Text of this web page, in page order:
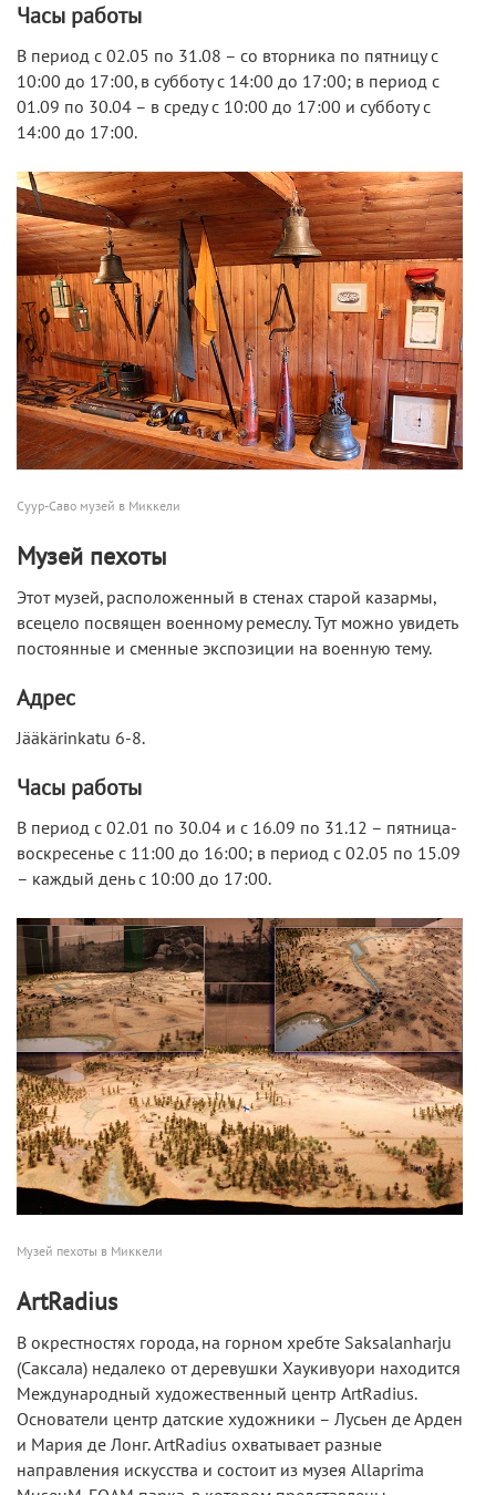
Часы работы
В период с 02.05 по 31.08 – со вторника по пятницу с
10:00 до 17:00, в субботу с 14:00 до 17:00; в период с
01.09 по 30.04 – в среду с 10:00 до 17:00 и субботу с
14:00 до 17:00.
Суур-Саво музей в Миккели
Музей пехоты
Этот музей, расположенный в стенах старой казармы,
всецело посвящен военному ремеслу. Тут можно увидеть
постоянные и сменные экспозиции на военную тему.
Адрес
Jääkärinkatu 6-8.
Часы работы
В период с 02.01 по 30.04 и с 16.09 по 31.12 – пятница-
воскресенье с 11:00 до 16:00; в период с 02.05 по 15.09
– каждый день с 10:00 до 17:00.
Музей пехоты в Миккели
ArtRadius
В окрестностях города, на горном хребте Saksalanharju
(Саксала) недалеко от деревушки Хаукивуори находится
Международный художественный центр ArtRadius.
Основатели центр датские художники – Лусьен де Арден
и Мария де Лонг. ArtRadius охватывает разные
направления искусства и состоит из музея Allaprima